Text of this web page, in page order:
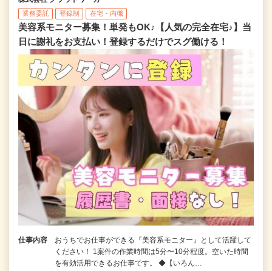
業務委託 登録制 在宅・内職
美容系モニター募集！単発もOK♪【人気の完全在宅♪】当
日に謝礼をお支払い！登録するだけでスグ働ける！
仕事内容
おうちでお仕事ができる『美容系モニター』として活躍して
ください！ 1案件の作業時間は5分〜10分程度。空いた時間
を有効活用できるお仕事です。 ◆【いろん…